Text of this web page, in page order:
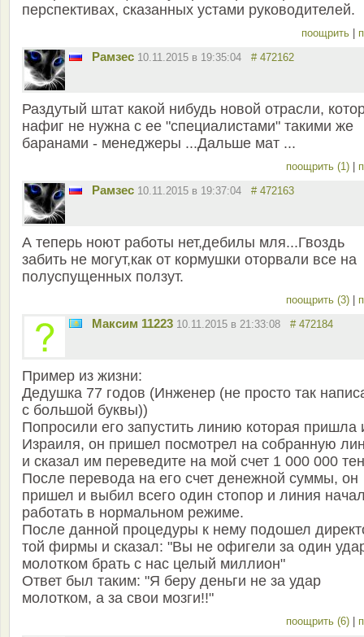
перспективах, сказанных устами руководителей.
поощрить
Рамзес 10.11.2015 в 19:35:04 # 472162
Раздутый штат какой нибудь новой отрасли,
нафиг не нужна с ее "специалистами" такими же
баранами - менеджеры ...Дальше мат ...
поощрить (1)
Рамзес 10.11.2015 в 19:37:04 # 472163
А теперь ноют работы нет,дебилы мля...Гвоздь
забить не могут,как от кормушки оторвали все на
полуспущенных ползут.
поощрить (3)
Максим 11223 10.11.2015 в 21:33:08 # 472184
Пример из жизни:
Дедушка 77 годов (Инженер (не просто так
с большой буквы))
Попросили его запустить линию которая пришла
Израиля, он пришел посмотрел на собранную
и сказал им переведите на мой счет 1 000 000
После перевода на его счет денежной суммы, он
пришел и выбил всего один стопор и линия
работать в нормальном режиме.
После данной процедуры к нему подошел
той фирмы и сказал: "Вы не офигели за один
молотком брать с нас целый миллион"
Ответ был таким: "Я беру деньги не за удар
молотком, а за свои мозги!!"
поощрить (6)